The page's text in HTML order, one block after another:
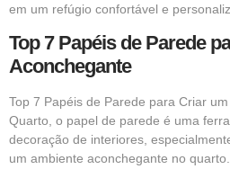
em um refúgio confortável e
Top 7 Papéis de Parede
Aconchegante
Top 7 Papéis de Parede para Criar
Quarto, o papel de parede é uma
decoração de interiores,
um ambiente aconchegante no